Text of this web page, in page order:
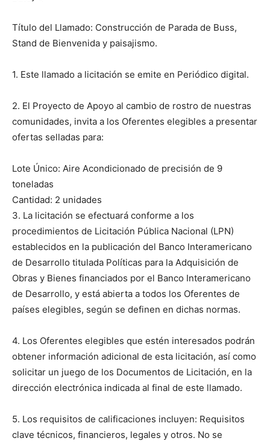
Título del Llamado: Construcción de Parada de Buss,
Stand de Bienvenida y paisajismo.
1. Este llamado a licitación se emite en Periódico digital.
2. El Proyecto de Apoyo al cambio de rostro de nuestras
comunidades, invita a los Oferentes elegibles a presentar
ofertas selladas para:
Lote Único: Aire Acondicionado de precisión de 9
toneladas
Cantidad: 2 unidades
3. La licitación se efectuará conforme a los
procedimientos de Licitación Pública Nacional (LPN)
establecidos en la publicación del Banco Interamericano
de Desarrollo titulada Políticas para la Adquisición de
Obras y Bienes financiados por el Banco Interamericano
de Desarrollo, y está abierta a todos los Oferentes de
países elegibles, según se definen en dichas normas.
4. Los Oferentes elegibles que estén interesados podrán
obtener información adicional de esta licitación, así como
solicitar un juego de los Documentos de Licitación, en la
dirección electrónica indicada al final de este llamado.
5. Los requisitos de calificaciones incluyen: Requisitos
clave técnicos, financieros, legales y otros. No se